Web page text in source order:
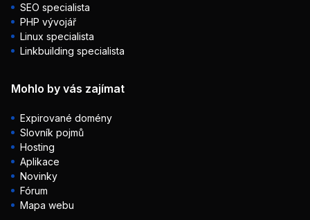
SEO specialista
PHP vývojář
Linux specialista
Linkbuilding specialista
Mohlo by vás zajímat
Expirované domény
Slovník pojmů
Hosting
Aplikace
Novinky
Fórum
Mapa webu